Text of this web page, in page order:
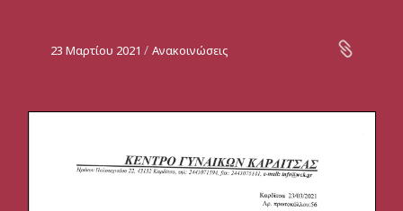
23 Μαρτίου 2021 Ανακοινώσεις